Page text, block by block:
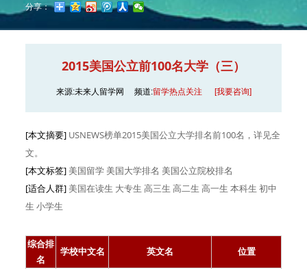
分享：
2015美国公立前100名大学（三）
来源:未来人留学网 频道:留学热点关注 [我要咨询]
[本文摘要] USNEWS榜单2015美国公立大学排名前100名，详见全
文。
[本文标签] 美国留学 美国大学排名 美国公立院校排名
[适合人群] 美国在读生 大专生 高三生 高二生 高一生 本科生 初中
生 小学生
综合排
名
学校中文名 英文名 位置